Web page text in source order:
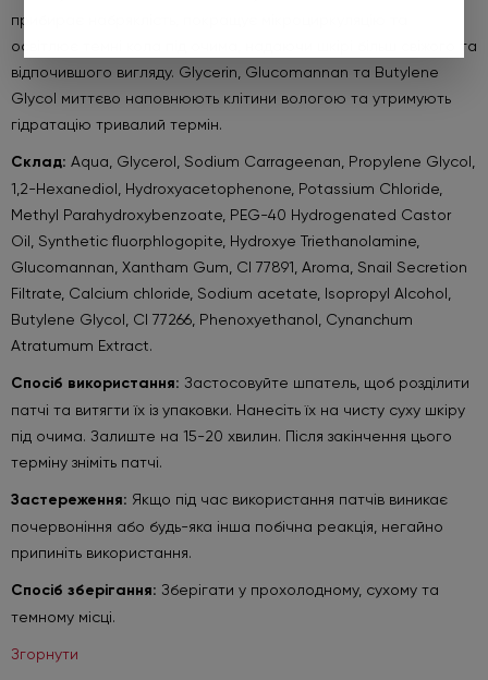
прибирає набряклість, покращує мікроциркуляцію та
освітлює темні кола під очима, надаючи шкірі більш свіжого та
відпочившого вигляду. Glycerin, Glucomannan та Butylene
Glycol миттєво наповнюють клітини вологою та утримують
гідратацію тривалий термін.
Склад: Aqua, Glycerol, Sodium Carrageenan, Propylene Glycol,
1,2-Hexanediol, Hydroxyacetophenone, Potassium Chloride,
Methyl Parahydroxybenzoate, PEG-40 Hydrogenated Castor
Oil, Synthetic fluorphlogopite, Hydroxye Triethanolamine,
Glucomannan, Xantham Gum, CI 77891, Aroma, Snail Secretion
Filtrate, Calcium chloride, Sodium acetate, Isopropyl Alcohol,
Butylene Glycol, CI 77266, Phenoxyethanol, Cynanchum
Atratumum Extract.
Спосіб використання: Застосовуйте шпатель, щоб розділити
патчі та витягти їх із упаковки. Нанесіть їх на чисту суху шкіру
під очима. Залиште на 15-20 хвилин. Після закінчення цього
терміну зніміть патчі.
Застереження: Якщо під час використання патчів виникає
почервоніння або будь-яка інша побічна реакція, негайно
припиніть використання.
Спосіб зберігання: Зберігати у прохолодному, сухому та
темному місці.
Згорнути